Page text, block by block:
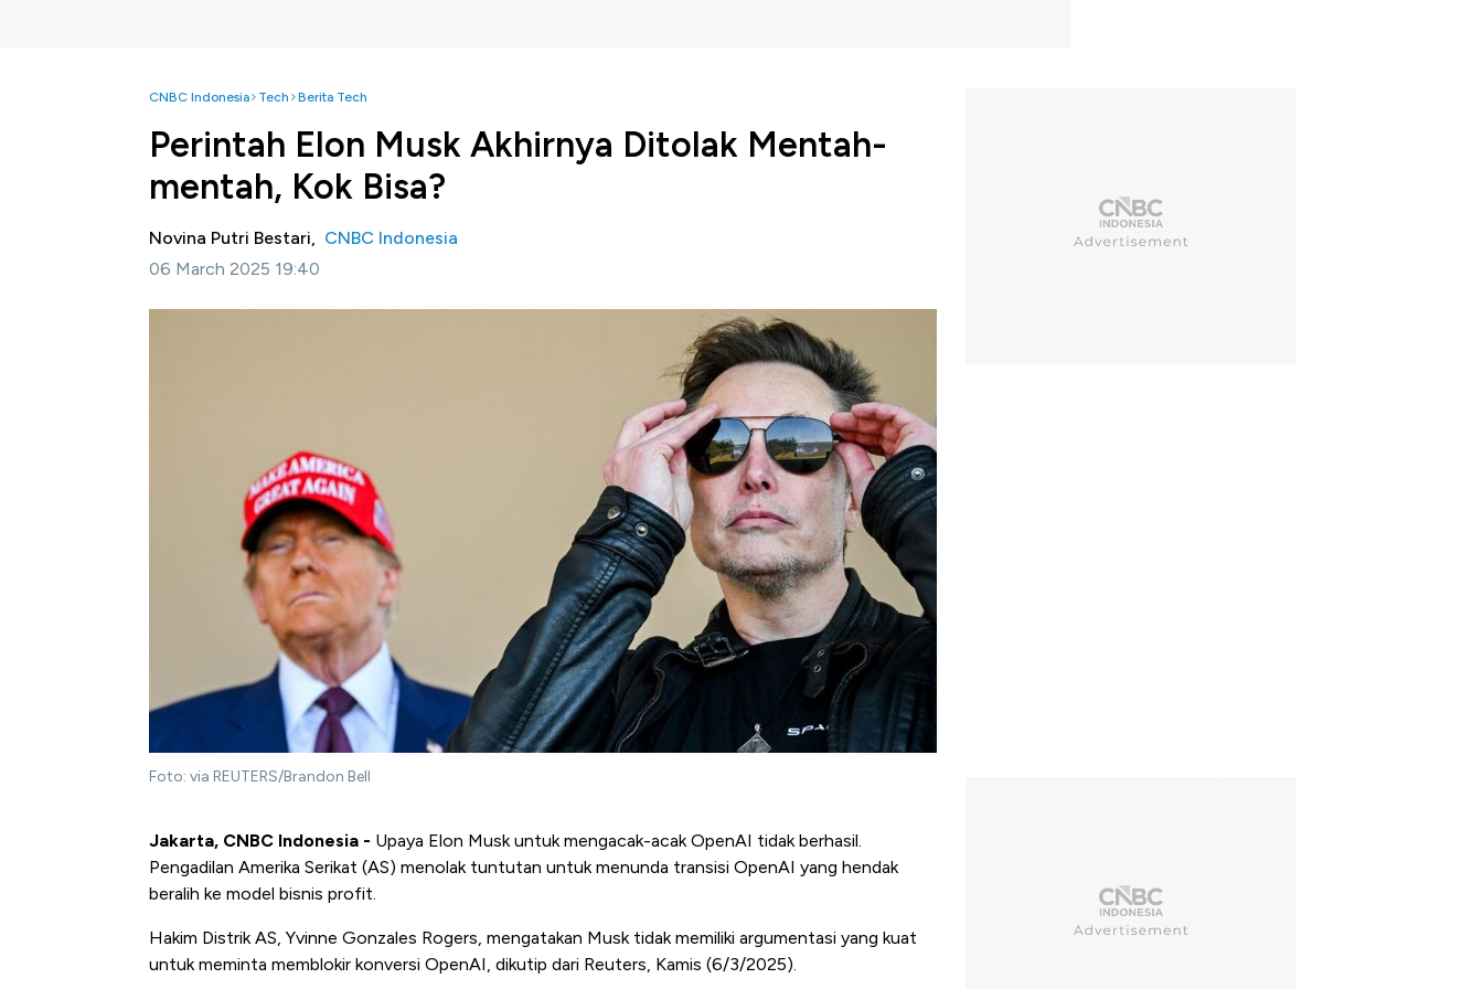
CNBC Indonesia Tech Berita Tech
Perintah Elon Musk Akhirnya Ditolak Mentah-
mentah, Kok Bisa?
Novina Putri Bestari, CNBC Indonesia
06 March 2025 19:40
Foto: via REUTERS/Brandon Bell
Jakarta, CNBC Indonesia - Upaya Elon Musk untuk mengacak-acak OpenAI tidak berhasil.
Pengadilan Amerika Serikat (AS) menolak tuntutan untuk menunda transisi OpenAI yang hendak
beralih ke model bisnis profit.
Hakim Distrik AS, Yvinne Gonzales Rogers, mengatakan Musk tidak memiliki argumentasi yang kuat
untuk meminta memblokir konversi OpenAI, dikutip dari Reuters, Kamis (6/3/2025).